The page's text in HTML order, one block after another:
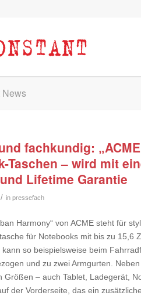
News
fachkundig:
Taschen – wird mit
Lifetime Garantie
/ inpressefach
Harmony“ von ACME steht für
für Notebooks mit bis zu
kann so beispielsweise beim
und zu zwei Armgurten.
Größen – auch Tablet, Ladegerät,
der Vorderseite, das ein